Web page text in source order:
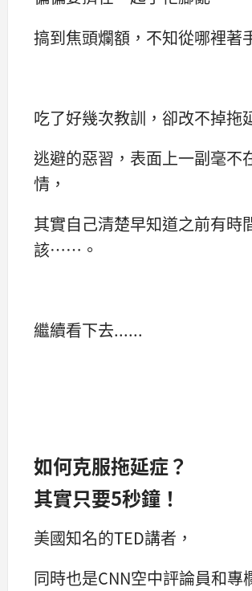
搞到焦頭爛額，不知從哪裡
吃了好幾次教訓，卻改不掉拖
逃避的惡習，表面上一副毫不
情，
其實自己清楚早知道之前有時
該……。
繼續看下去......
如何克服拖延症？
其實只要5秒鐘！
美國知名的TED講者，
同時也是CNN空中評論員和專